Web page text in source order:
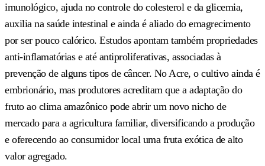
imunológico, ajuda no controle do colesterol e da glicemia,
auxilia na saúde intestinal e ainda é aliado do emagrecimento
por ser pouco calórico. Estudos apontam também propriedades
anti-inflamatórias e até antiproliferativas, associadas à
prevenção de alguns tipos de câncer. No Acre, o cultivo ainda é
embrionário, mas produtores acreditam que a adaptação do
fruto ao clima amazônico pode abrir um novo nicho de
mercado para a agricultura familiar, diversificando a produção
e oferecendo ao consumidor local uma fruta exótica de alto
valor agregado.